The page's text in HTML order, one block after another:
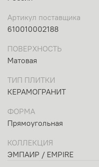
Артикул поставщика
610010002188
ПОВЕРХНОСТЬ
Матовая
ТИП ПЛИТКИ
КЕРАМОГРАНИТ
ФОРМА
Прямоугольная
КОЛЛЕКЦИЯ
ЭМПАИР / EMPIRE